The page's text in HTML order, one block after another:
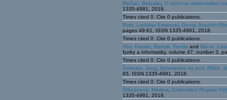
Riečan, Beloslav, O výchove matematikov
1335-4981, 2018.
Times cited 0. Cite 0 publications.
Roth, Ladislav Emanuel Georg Joachim
pages 49-61, ISSN 1335-4981, 2018.
Times cited 0. Cite 0 publications.
Sós, Katalin
Bartyik, Tamás and Nánai,
fyziky a informatiky, volume 47, number 3,
Times cited 0. Cite 0 publications.
Šebesta, Juraj Spomienka na prof. RNDr.
65, ISSN 1335-4981, 2018.
Times cited 0. Cite 0 publications.
Štěpánová, Martina
Embedded Regular
1335-4981, 2018.